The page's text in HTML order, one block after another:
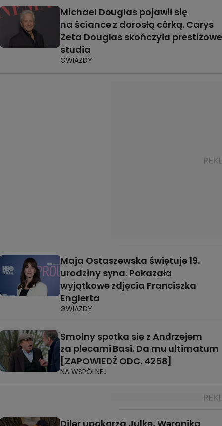
Michael Douglas pojawił się
na ściance z dorosłą córką. Carys
Zeta Douglas skończyła prestiżowe
studia
GWIAZDY
Maja Ostaszewska świętuje 19.
urodziny syna. Pokazała
wyjątkowe zdjęcia Franciszka
Englerta
GWIAZDY
Smolny spotka się z Andrzejem
za plecami Basi. Da mu ultimatum
[ZAPOWIEDŹ ODC. 4258]
NA WSPÓLNEJ
Diler upokarza Julkę, Weronika